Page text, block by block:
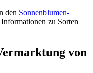
den Sonnenblumen-
zu Sorten
von